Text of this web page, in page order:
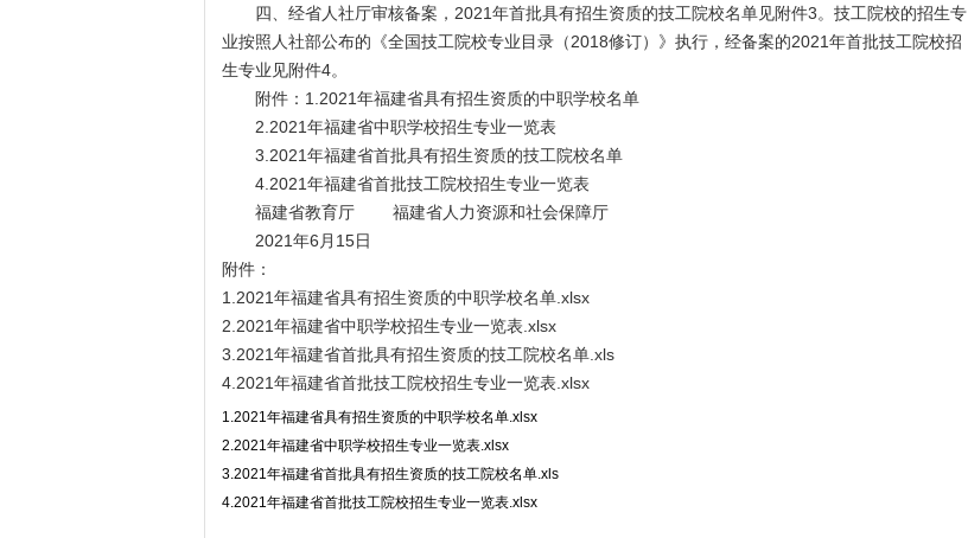
四、经省人社厅审核备案，2021年首批具有招生资质的技工院校名单见附件3。技工院校的招生专
业按照人社部公布的《全国技工院校专业目录（2018修订）》执行，经备案的2021年首批技工院校招
生专业见附件4。
附件：1.2021年福建省具有招生资质的中职学校名单
2.2021年福建省中职学校招生专业一览表
3.2021年福建省首批具有招生资质的技工院校名单
4.2021年福建省首批技工院校招生专业一览表
福建省教育厅 福建省人力资源和社会保障厅
2021年6月15日
附件：
1.2021年福建省具有招生资质的中职学校名单.xlsx
2.2021年福建省中职学校招生专业一览表.xlsx
3.2021年福建省首批具有招生资质的技工院校名单.xls
4.2021年福建省首批技工院校招生专业一览表.xlsx
1.2021年福建省具有招生资质的中职学校名单.xlsx
2.2021年福建省中职学校招生专业一览表.xlsx
3.2021年福建省首批具有招生资质的技工院校名单.xls
4.2021年福建省首批技工院校招生专业一览表.xlsx